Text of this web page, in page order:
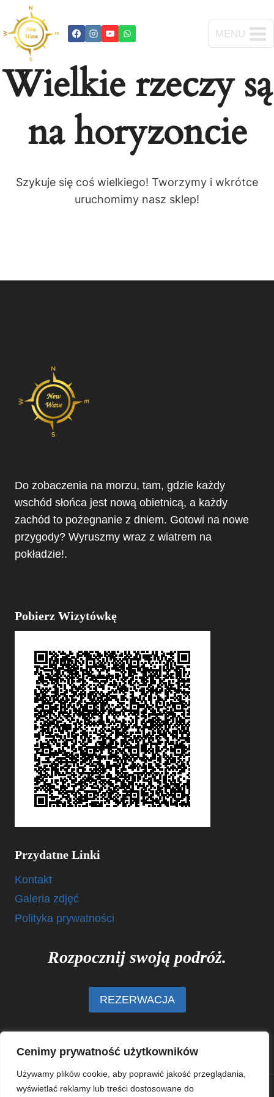
Cenimy prywatność użytkowników
Używamy plików cookie, aby poprawić jakość przeglądania,
wyświetlać reklamy lub treści dostosowane do
Przejdź
treści
MENU
Wielkie rzeczy są
na horyzoncie
Szykuje się coś wielkiego! Tworzymy i wkrótce
uruchomimy nasz sklep!
Do zobaczenia na morzu, tam, gdzie każdy
wschód słońca jest nową obietnicą, a każdy
zachód to pożegnanie z dniem. Gotowi na nowe
przygody? Wyruszmy wraz z wiatrem na
pokładzie!.
Pobierz Wizytówkę
Przydatne Linki
Kontakt
Galeria zdjęć
Polityka prywatności
Rozpocznij swoją podróż.
REZERWACJA